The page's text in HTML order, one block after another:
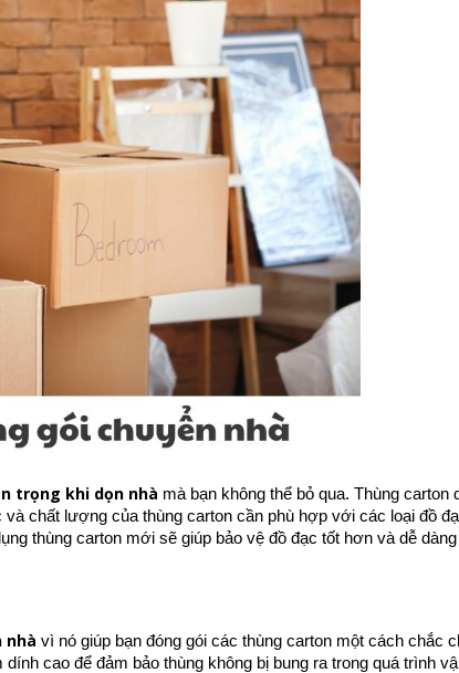
trọng khi dọn nhà mà bạn không thể bỏ qua. Thùng carton
chất lượng của thùng carton cần phù hợp với các loại đồ
thùng carton mới sẽ giúp bảo vệ đồ đạc tốt hơn và dễ
nhà vì nó giúp bạn đóng gói các thùng carton một cách chắc
cao để đảm bảo thùng không bị bung ra trong quá trình